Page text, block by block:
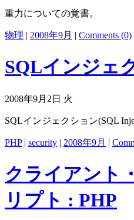
重力についての覚書。
物理 | 2008年9月 | Comments (0)
SQLインジェ
2008年9月2日 火
SQLインジェクション(SQL
PHP| security | 2008年9月 |
クライアント
リプト : PHP